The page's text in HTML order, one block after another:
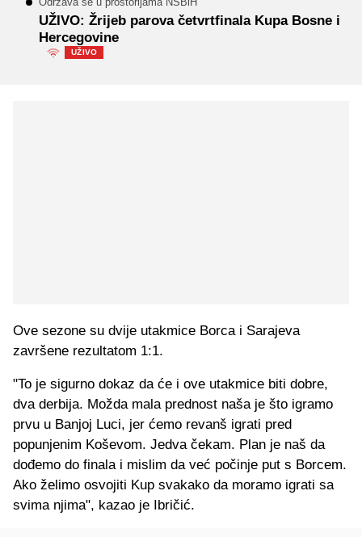
UŽIVO: Žrijeb parova četvrtfinala Kupa Bosne i
Hercegovine
UŽIVO
Ove sezone su dvije utakmice Borca i Sarajeva
završene rezultatom 1:1.
"To je sigurno dokaz da će i ove utakmice biti dobre,
dva derbija. Možda mala prednost naša je što igramo
prvu u Banjoj Luci, jer ćemo revanš igrati pred
popunjenim Koševom. Jedva čekam. Plan je naš da
dođemo do finala i mislim da već počinje put s Borcem.
Ako želimo osvojiti Kup svakako da moramo igrati sa
svima njima", kazao je Ibričić.